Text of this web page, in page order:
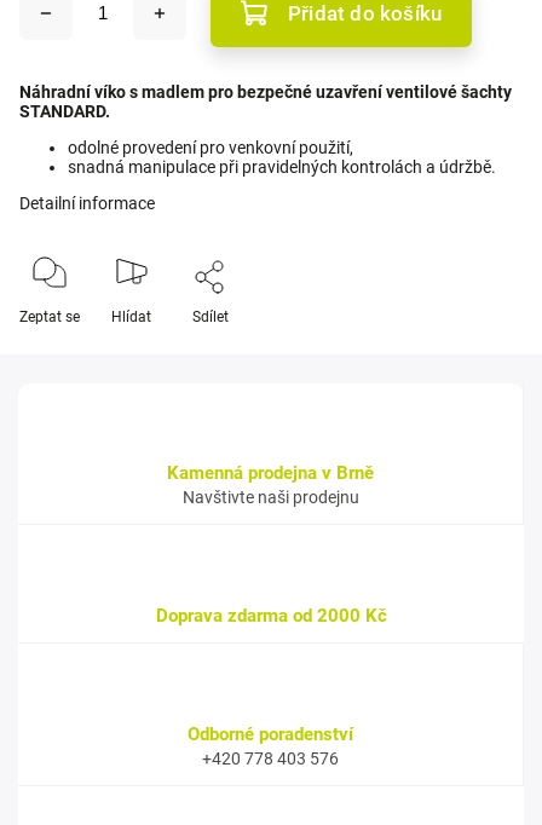
Přidat do košíku
Náhradní víko s madlem pro bezpečné uzavření ventilové šachty
STANDARD.
odolné provedení pro venkovní použití,
snadná manipulace při pravidelných kontrolách a údržbě.
Detailní informace
Zeptat se Hlídat Sdílet
Kamenná prodejna v Brně
Navštivte naši prodejnu
Doprava zdarma od 2000 Kč
Odborné poradenství
+420 778 403 576